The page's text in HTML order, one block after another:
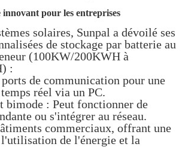
innovant pour les entreprises
solaires, Sunpal a dévoilé ses
de stockage par batterie au
(100KW/200KWH à
:
de communication pour une
réel via un PC.
bimode : Peut fonctionner de
ou s'intégrer au réseau.
commerciaux, offrant une
de l'énergie et la